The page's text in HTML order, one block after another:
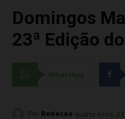
Domingos
23ª Edição
Por Redacao quarta-feira,